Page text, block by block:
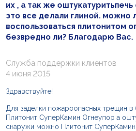
их , а так же
это все делали глиной. можно
воспользоваться плитонитом
безвредно ли? Благодарю Вас.
Служба поддержки клиентов
4 июня 2015
Здравствуйте!
Для заделки пожароопасных трещин в
Плитонит СуперКамин Огнеупор а
снаружи можно Плитонит СуперКамин